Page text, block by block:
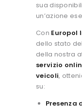
sua
un’azione
Con Europol
dello stato
della nostra
servizio
veicoli,
su: